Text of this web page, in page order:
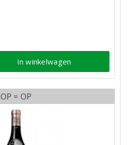
In winkelwagen
OP = OP